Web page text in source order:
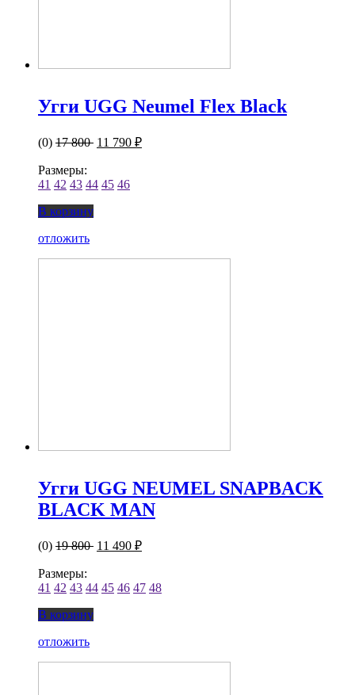
Угги UGG Neumel Flex Black
(0) 17 800 11 790 ₽
Размеры:
41 42 43 44 45 46
В корзину
отложить
Угги UGG NEUMEL SNAPBACK
BLACK MAN
(0) 19 800 11 490 ₽
Размеры:
41 42 43 44 45 46 47 48
В корзину
отложить